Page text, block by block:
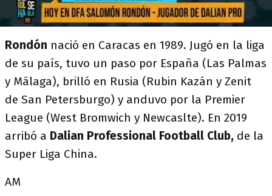
Rondón nació en Caracas en 1989. Jugó en la liga
de su país, tuvo un paso por España (Las Palmas
y Málaga), brilló en Rusia (Rubin Kazán y Zenit
de San Petersburgo) y anduvo por la Premier
League (West Bromwich y Newcaslte). En 2019
arribó a Dalian Professional Football Club, de la
Super Liga China.
AM